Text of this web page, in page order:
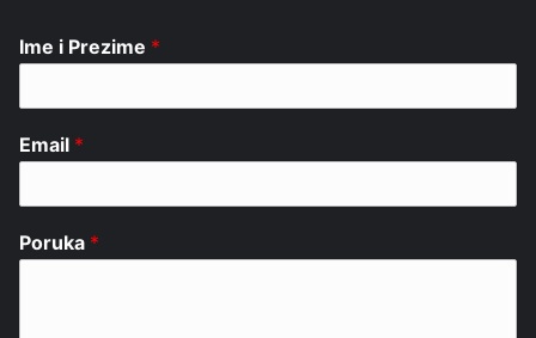
Ime i Prezime *
Email *
Poruka *